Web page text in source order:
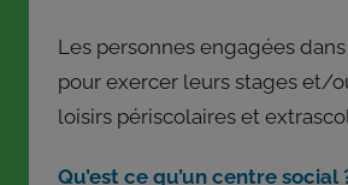
Les personnes engagées
pour exercer leurs stages et/
loisirs périscolaires et
Qu’est ce qu’un centre social